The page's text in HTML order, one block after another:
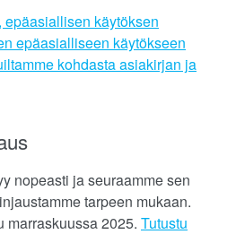
käytöksen
epäasialliseen käytökseen
kohdasta asiakirjan ja
nopeasti ja seuraamme sen
tarpeen mukaan.
marraskuussa 2025. Tutustu